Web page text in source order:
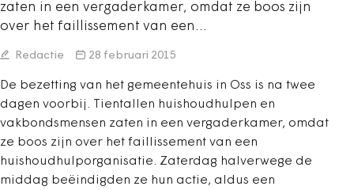
zaten in een vergaderkamer, omdat ze boos zijn
over het faillissement van een…
Redactie 28 februari 2015
De bezetting van het gemeentehuis in Oss is na twee
dagen voorbij. Tientallen huishoudhulpen en
vakbondsmensen zaten in een vergaderkamer, omdat
ze boos zijn over het faillissement van een
huishoudhulporganisatie. Zaterdag halverwege de
middag beëindigden ze hun actie, aldus een